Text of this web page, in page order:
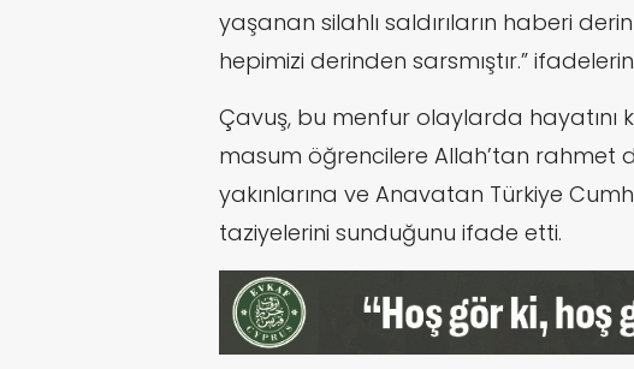
yaşanan silahlı saldırıların haberi
hepimizi derinden sarsmıştır.”
Çavuş, bu menfur olaylarda hayatını
masum öğrencilere Allah’tan rahmet
yakınlarına ve Anavatan Türkiye
taziyelerini sunduğunu ifade etti.